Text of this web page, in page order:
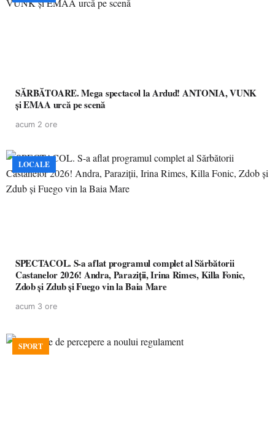
SĂRBĂTOARE. Mega spectacol la Ardud! ANTONIA, VUNK
și EMAA urcă pe scenă
acum 2 ore
LOCALE
SPECTACOL. S-a aflat programul complet al Sărbătorii
Castanelor 2026! Andra, Paraziții, Irina Rimes, Killa Fonic,
Zdob și Zdub și Fuego vin la Baia Mare
acum 3 ore
SPORT